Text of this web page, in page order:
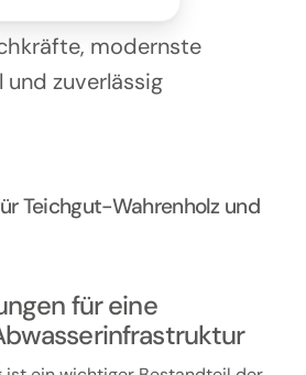
Teichgut-Wahrenholz und
für eine
modernste
und zuverlässig